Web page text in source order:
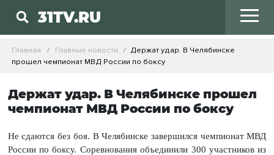
31TV.RU
Главная Главные новости
Держат удар. В Челябинске
прошел чемпионат МВД России по боксу
Держат удар. В Челябинске прошел
чемпионат МВД России по боксу
Не сдаются без боя. В Челябинске завершился чемпионат МВД
России по боксу. Соревнования объединили 300 участников из